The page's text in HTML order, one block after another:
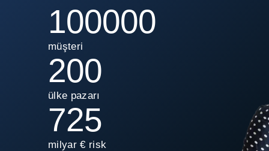
100000
müşteri
200
ülke pazarı
725
milyar € risk